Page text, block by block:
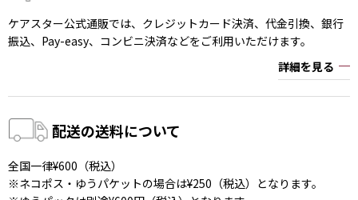
ケアスター公式通販では、クレジットカード決済、代金引換、銀行
振込、Pay-easy、コンビニ決済などをご利用いただけます。
詳細を見る
配送の送料について
全国一律¥600（税込）
※ネコポス・ゆうパケットの場合は¥250（税込）となります。